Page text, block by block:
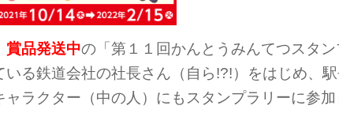
賞品発送中の「第１１回かんとうみんてつスタ
いる鉄道会社の社長さん（自ら!?!）をはじめ、
ャラクター（中の人）にもスタンプラリーに参